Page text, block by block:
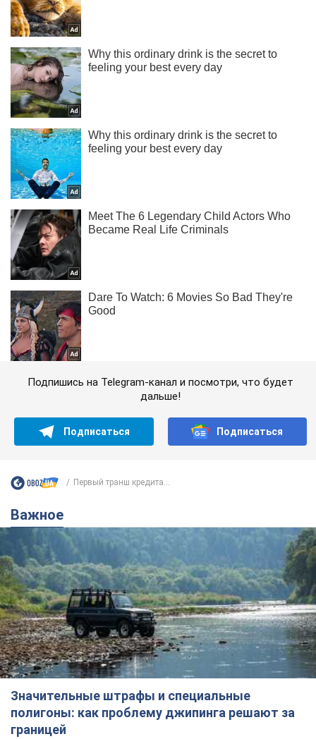
Подпишись на Telegram-канал и посмотри, что будет
дальше!
Подписаться Подписаться
Первый транш кредита...
Важное
Значительные штрафы и специальные
полигоны: как проблему джипинга решают за
границей